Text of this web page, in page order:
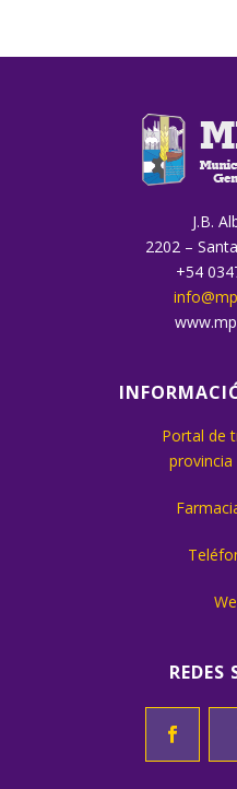
J.B.
2202 –
+54
Portal de
provincia
REDES